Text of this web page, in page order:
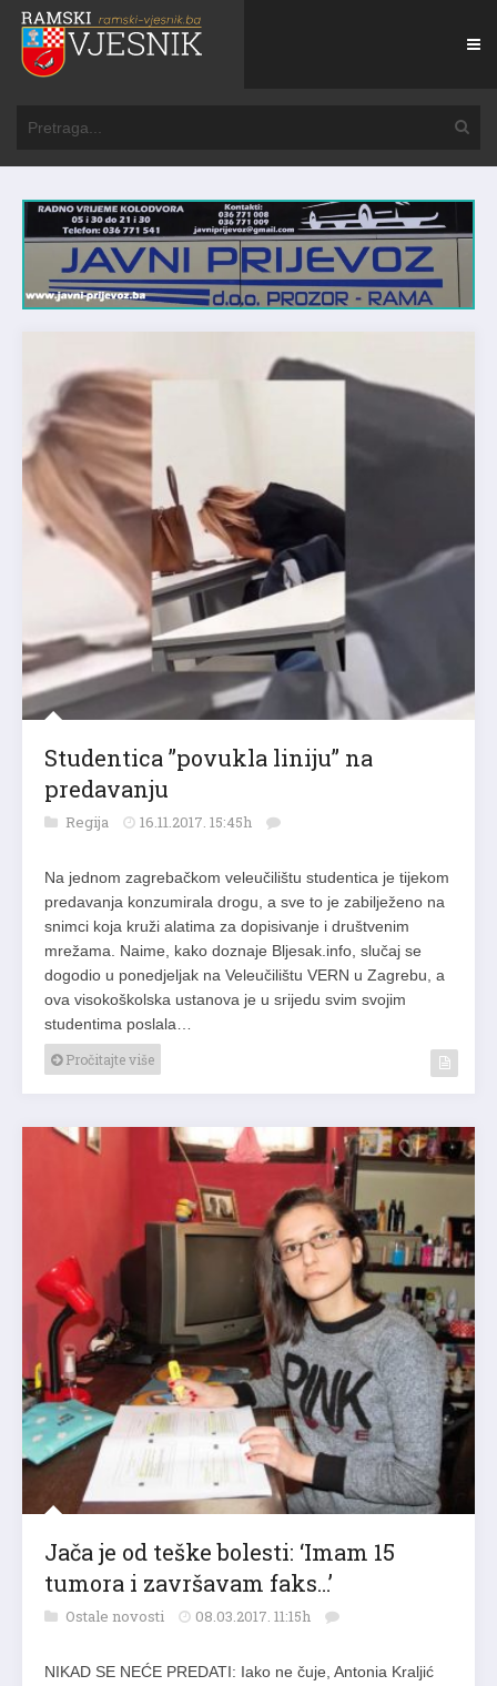
Studentica ”povukla liniju” na
predavanju
Regija 16.11.2017. 15:45h
Na jednom zagrebačkom veleučilištu studentica je tijekom
predavanja konzumirala drogu, a sve to je zabilježeno na
snimci koja kruži alatima za dopisivanje i društvenim
mrežama. Naime, kako doznaje Bljesak.info, slučaj se
dogodio u ponedjeljak na Veleučilištu VERN u Zagrebu, a
ova visokoškolska ustanova je u srijedu svim svojim
studentima poslala…
Pročitajte više
Jača je od teške bolesti: ‘Imam 15
tumora i završavam faks…’
Ostale novosti 08.03.2017. 11:15h
NIKAD SE NEĆE PREDATI: Iako ne čuje, Antonia Kraljić